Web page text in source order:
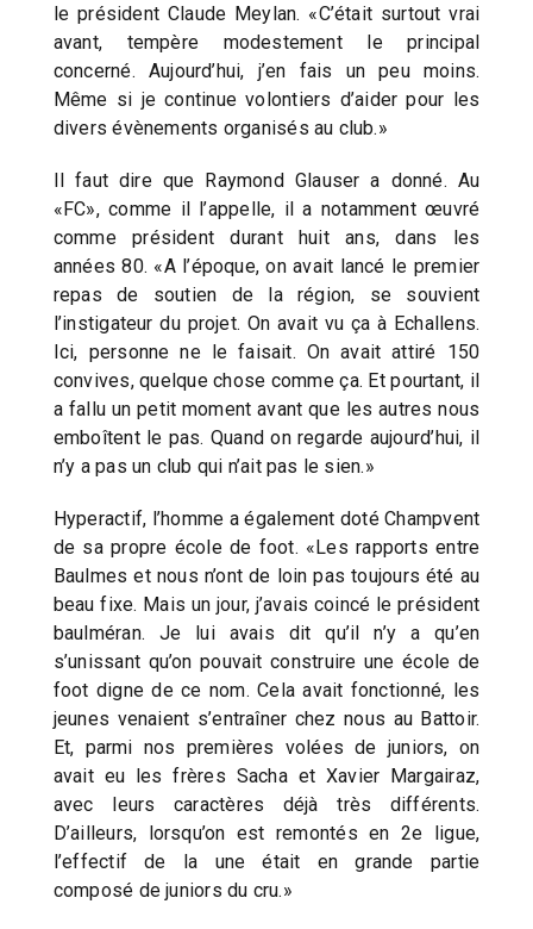
le président Claude Meylan. «C’était surtout vrai
avant, tempère modestement le principal
concerné. Aujourd’hui, j’en fais un peu moins.
Même si je continue volontiers d’aider pour les
divers évènements organisés au club.»
Il faut dire que Raymond Glauser a donné. Au
«FC», comme il l’appelle, il a notamment œuvré
comme président durant huit ans, dans les
années 80. «A l’époque, on avait lancé le premier
repas de soutien de la région, se souvient
l’instigateur du projet. On avait vu ça à Echallens.
Ici, personne ne le faisait. On avait attiré 150
convives, quelque chose comme ça. Et pourtant, il
a fallu un petit moment avant que les autres nous
emboîtent le pas. Quand on regarde aujourd’hui, il
n’y a pas un club qui n’ait pas le sien.»
Hyperactif, l’homme a également doté Champvent
de sa propre école de foot. «Les rapports entre
Baulmes et nous n’ont de loin pas toujours été au
beau fixe. Mais un jour, j’avais coincé le président
baulméran. Je lui avais dit qu’il n’y a qu’en
s’unissant qu’on pouvait construire une école de
foot digne de ce nom. Cela avait fonctionné, les
jeunes venaient s’entraîner chez nous au Battoir.
Et, parmi nos premières volées de juniors, on
avait eu les frères Sacha et Xavier Margairaz,
avec leurs caractères déjà très différents.
D’ailleurs, lorsqu’on est remontés en 2e ligue,
l’effectif de la une était en grande partie
composé de juniors du cru.»